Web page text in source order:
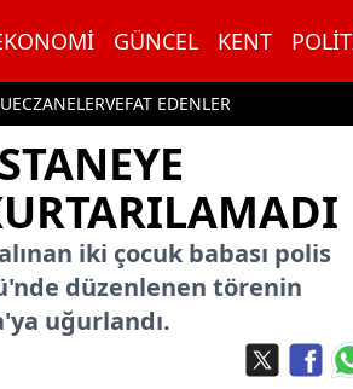
GÜNCEL KENT
ECZANELERVEFAT EDENLER
iki çocuk babası polis
düzenlenen törenin
uğurlandı.